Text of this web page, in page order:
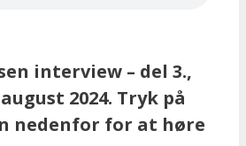
interview – del 3.,
2024. Tryk på
nedenfor for at høre